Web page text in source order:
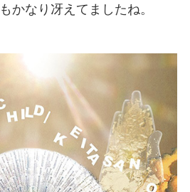
かなり冴えてましたね。